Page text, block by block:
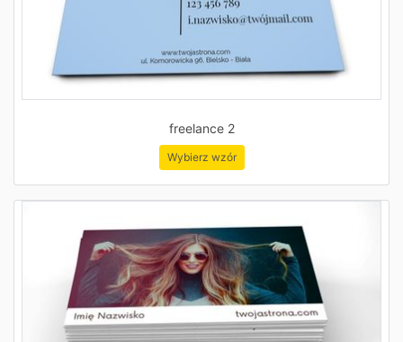
freelance 2
Wybierz wzór